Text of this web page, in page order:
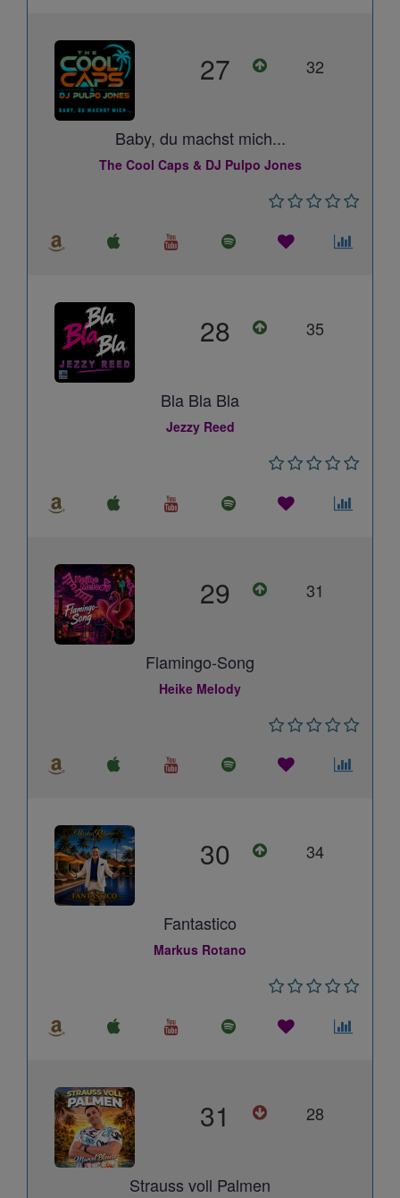
27 32
Baby, du machst mich...
The Cool Caps & DJ Pulpo Jones
28 35
Bla Bla Bla
Jezzy Reed
29 31
Flamingo-Song
Heike Melody
30 34
Fantastico
Markus Rotano
31 28
Strauss voll Palmen